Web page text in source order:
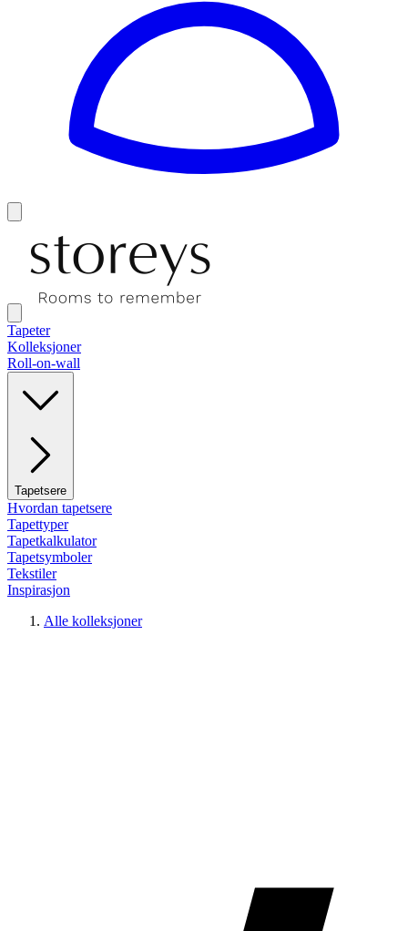
Tapeter
Kolleksjoner
Roll-on-wall
Tapetsere
Hvordan tapetsere
Tapettyper
Tapetkalkulator
Tapetsymboler
Tekstiler
Inspirasjon
Alle kolleksjoner